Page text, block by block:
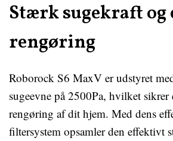
Stærk sugekraft
rengøring
Roborock S6 MaxV er udstyret
sugeevne på 2500Pa, hvilket
rengøring af dit hjem. Med dens
filtersystem opsamler den effektivt